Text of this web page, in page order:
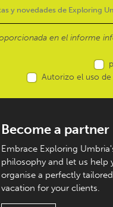
en el informe
Autorizo el uso
Become a partner
Embrace Exploring
philosophy and let us help
organise a perfectly tailored
vacation for your clients.